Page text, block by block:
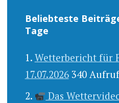
Beliebteste
Tage
Wetterbericht für
17.07.2026 340
Das